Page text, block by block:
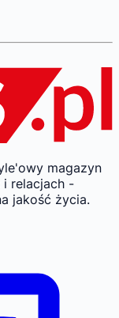
magazyn
relacjach -
jakość życia.